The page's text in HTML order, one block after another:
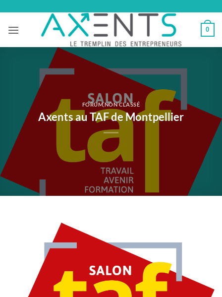
contenu
0
FORUM,NON CLASSÉ
Axents au TAF de Montpellier